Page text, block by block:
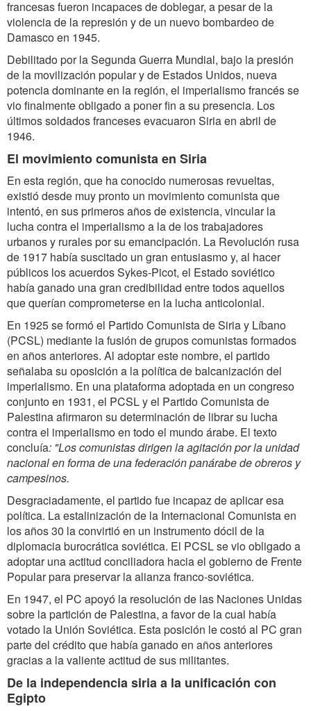
francesas fueron incapaces de doblegar, a pesar de la
violencia de la represión y de un nuevo bombardeo de
Damasco en 1945.
Debilitado por la Segunda Guerra Mundial, bajo la presión
de la movilización popular y de Estados Unidos, nueva
potencia dominante en la región, el imperialismo francés se
vio finalmente obligado a poner fin a su presencia. Los
últimos soldados franceses evacuaron Siria en abril de
1946.
El movimiento comunista en Siria
En esta región, que ha conocido numerosas revueltas,
existió desde muy pronto un movimiento comunista que
intentó, en sus primeros años de existencia, vincular la
lucha contra el imperialismo a la de los trabajadores
urbanos y rurales por su emancipación. La Revolución rusa
de 1917 había suscitado un gran entusiasmo y, al hacer
públicos los acuerdos Sykes-Picot, el Estado soviético
había ganado una gran credibilidad entre todos aquellos
que querían comprometerse en la lucha anticolonial.
En 1925 se formó el Partido Comunista de Siria y Líbano
(PCSL) mediante la fusión de grupos comunistas formados
en años anteriores. Al adoptar este nombre, el partido
señalaba su oposición a la política de balcanización del
imperialismo. En una plataforma adoptada en un congreso
conjunto en 1931, el PCSL y el Partido Comunista de
Palestina afirmaron su determinación de librar su lucha
contra el imperialismo en todo el mundo árabe. El texto
concluía: "Los comunistas dirigen la agitación por la unidad
nacional en forma de una federación panárabe de obreros y
campesinos.
Desgraciadamente, el partido fue incapaz de aplicar esa
política. La estalinización de la Internacional Comunista en
los años 30 la convirtió en un instrumento dócil de la
diplomacia burocrática soviética. El PCSL se vio obligado a
adoptar una actitud conciliadora hacia el gobierno de Frente
Popular para preservar la alianza franco-soviética.
En 1947, el PC apoyó la resolución de las Naciones Unidas
sobre la partición de Palestina, a favor de la cual había
votado la Unión Soviética. Esta posición le costó al PC gran
parte del crédito que había ganado en años anteriores
gracias a la valiente actitud de sus militantes.
De la independencia siria a la unificación con
Egipto